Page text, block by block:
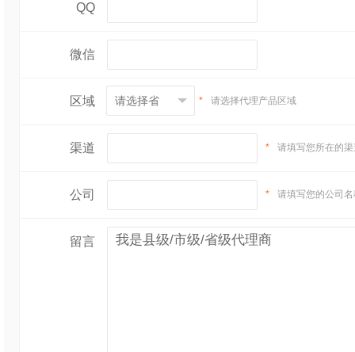
QQ
微信
区域 * 请选择代理产品区域
渠道 * 请填写您所在的
公司 * 请填写您的公司
留言